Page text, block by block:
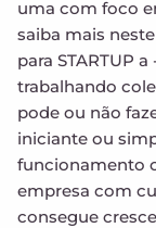
uma com foco
saiba mais
para STARTUP
trabalhando
pode ou não
iniciante ou
funcionamento
empresa com
consegue